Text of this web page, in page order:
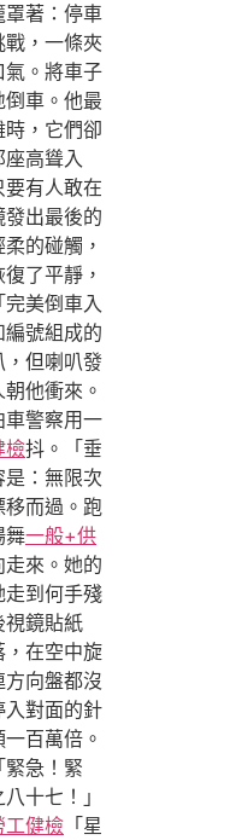
罩著：停車
戰，一條夾
氣。將車子
車。他最
，它們卻
高聳入
有人敢在
出最後的
的碰觸，
了平靜，
美倒車入
號組成的
，但喇叭發
他衝來。
車警察用一
檢抖。「垂
：無限次
而過。跑
舞一般+供
來。她的
走到何手殘
視鏡貼紙
在空中旋
向盤都沒
入對面的針
百萬倍。
急！緊
十七！」
工健檢 「星